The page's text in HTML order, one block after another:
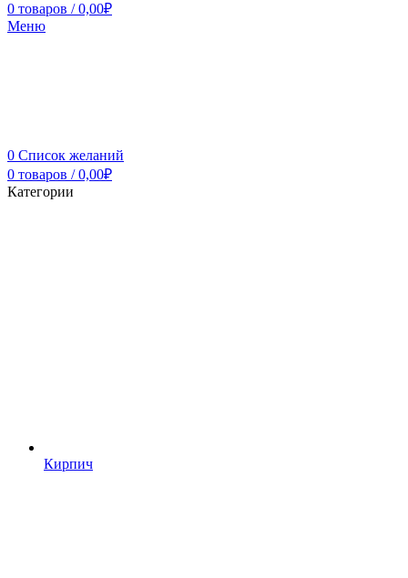
0 товаров / 0,00₽
Меню
0 Список желаний
0 товаров / 0,00₽
Категории
Кирпич